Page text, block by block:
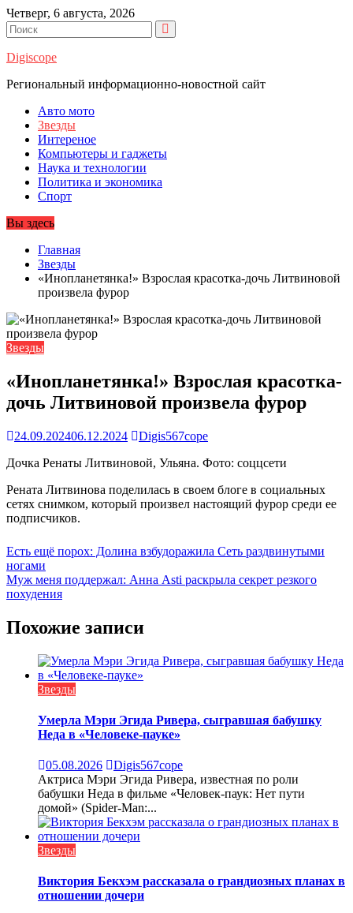
Перейти
к
содержимому
Четверг, 6 августа, 2026
Digiscope
Региональный информационно-новостной сайт
Авто мото
Звезды
Интереное
Компьютеры и гаджеты
Наука и технологии
Политика и экономика
Спорт
Вы здесь
Главная
Звезды
«Инопланетянка!» Взрослая красотка-дочь Литвиновой
произвела фурор
Звезды
«Инопланетянка!» Взрослая красотка-
дочь Литвиновой произвела фурор
24.09.202406.12.2024
Digis567cope
Дочка Ренаты Литвиновой, Ульяна. Фото: соццсети
Рената Литвинова поделилась в своем блоге в социальных
сетях снимком, который произвел настоящий фурор среди ее
подписчиков.
Навигация
по
записям
Есть ещё порох: Долина взбудоражила Сеть раздвинутыми
ногами
Муж меня поддержал: Анна Asti раскрыла секрет резкого
похудения
Похожие записи
Звезды
Умерла Мэри Эгида Ривера, сыгравшая бабушку
Неда в «Человеке-пауке»
05.08.2026
Digis567cope
Актриса Мэри Эгида Ривера, известная по роли
бабушки Неда в фильме «Человек-паук: Нет пути
домой» (Spider-Man:...
Звезды
Виктория Бекхэм рассказала о грандиозных планах в
отношении дочери